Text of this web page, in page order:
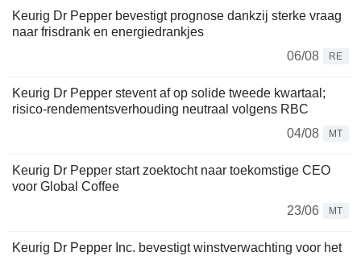
Keurig Dr Pepper bevestigt prognose dankzij sterke vraag
naar frisdrank en energiedrankjes
06/08
RE
Keurig Dr Pepper stevent af op solide tweede kwartaal;
risico-rendementsverhouding neutraal volgens RBC
04/08
MT
Keurig Dr Pepper start zoektocht naar toekomstige CEO
voor Global Coffee
23/06
MT
Keurig Dr Pepper Inc. bevestigt winstverwachting voor het